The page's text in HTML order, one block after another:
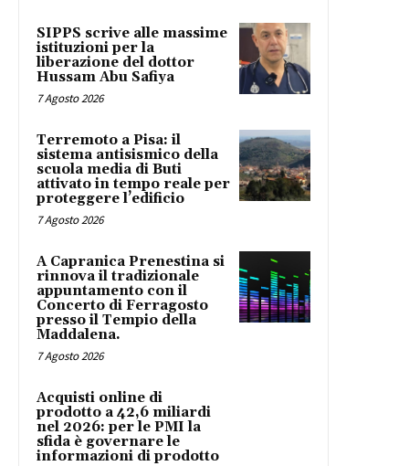
SIPPS scrive alle massime
istituzioni per la
liberazione del dottor
Hussam Abu Safiya
7 Agosto 2026
Terremoto a Pisa: il
sistema antisismico della
scuola media di Buti
attivato in tempo reale per
proteggere l’edificio
7 Agosto 2026
A Capranica Prenestina si
rinnova il tradizionale
appuntamento con il
Concerto di Ferragosto
presso il Tempio della
Maddalena.
7 Agosto 2026
Acquisti online di
prodotto a 42,6 miliardi
nel 2026: per le PMI la
sfida è governare le
informazioni di prodotto